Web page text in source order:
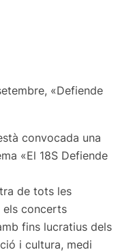
«Defiende
convocada una
«El 18S Defiende
de tots les
els concerts
fins lucratius dels
i cultura, medi